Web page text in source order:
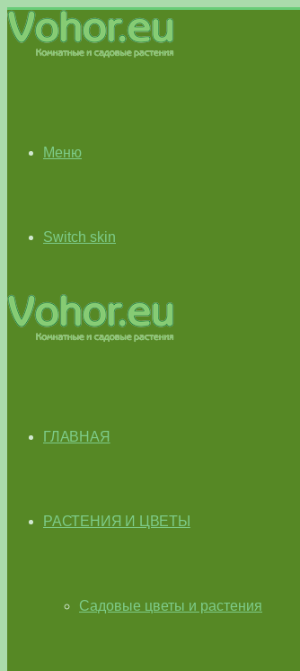
Меню
Switch skin
ГЛАВНАЯ
РАСТЕНИЯ И ЦВЕТЫ
Садовые цветы и растения